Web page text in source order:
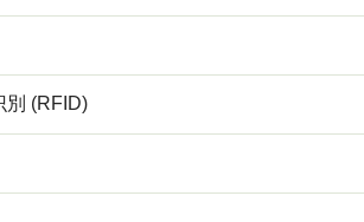
別 (RFID)